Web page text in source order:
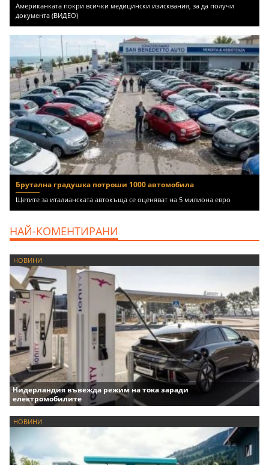
Американката покри всички медицински изисквания, за да получи
документа (ВИДЕО)
Брутална градушка потроши 1000 автомобила
Щетите за италианската автокъща се оценяват на 5 милиона евро
НАЙ-КОМЕНТИРАНИ
НОВИНИ
Нидерландия въвежда режим на тока заради
електромобилите
НОВИНИ